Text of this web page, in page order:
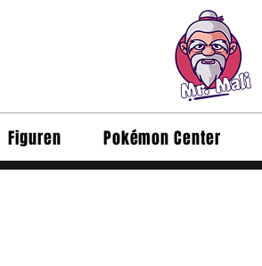
Figuren Pokémon Center